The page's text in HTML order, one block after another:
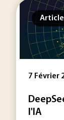
7 Février
l'IA